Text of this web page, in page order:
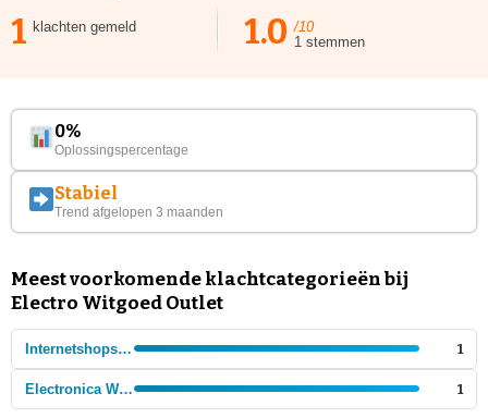
1 klachten gemeld 1.0 /10
1 stemmen
0%
Oplossingspercentage
Stabiel
Trend afgelopen 3 maanden
Meest voorkomende klachtcategorieën bij
Electro Witgoed Outlet
Internetshops - Elektronica 1
Electronica Winkels - lokaal 1